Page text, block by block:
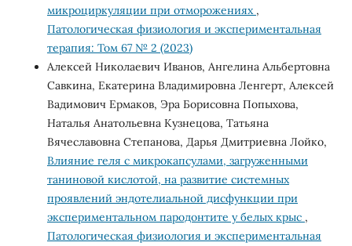
микроциркуляции при отморожениях ,
Патологическая физиология и экспериментальная
терапия: Том 67 № 2 (2023)
Алексей Николаевич Иванов, Ангелина Альбертовна
Савкина, Екатерина Владимировна Ленгерт, Алексей
Вадимович Ермаков, Эра Борисовна Попыхова,
Наталья Анатольевна Кузнецова, Татьяна
Вячеславовна Степанова, Дарья Дмитриевна Лойко,
Влияние геля с микрокапсулами, загруженными
таниновой кислотой, на развитие системных
проявлений эндотелиальной дисфункции при
экспериментальном пародонтите у белых крыс ,
Патологическая физиология и экспериментальная